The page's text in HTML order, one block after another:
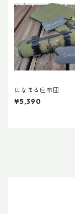
はなまる座布団
¥5,390